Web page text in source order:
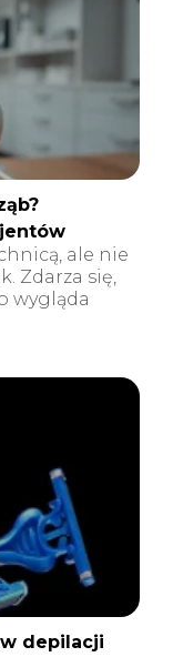
ale nie
Zdarza się,
wygląda
w depilacji